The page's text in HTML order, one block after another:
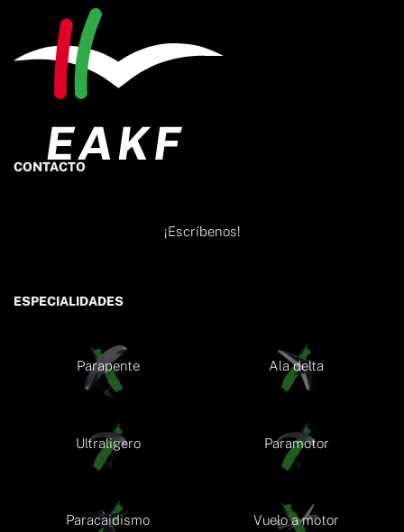
CONTACTO
¡Escríbenos!
ESPECIALIDADES
Parapente
Ultraligero
Ala delta
Paramotor
Paracaidismo Vuelo a motor